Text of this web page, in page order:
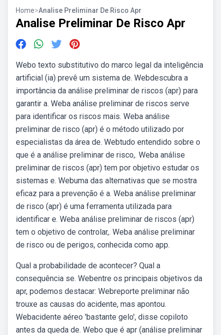
Home>Analise Preliminar De Risco Apr
Analise Preliminar De Risco Apr
Webo texto substitutivo do marco legal da inteligência
artificial (ia) prevê um sistema de. Webdescubra a
importância da análise preliminar de riscos (apr) para
garantir a. Weba análise preliminar de riscos serve
para identificar os riscos mais. Weba análise
preliminar de risco (apr) é o método utilizado por
especialistas da área de. Webtudo entendido sobre o
que é a análise preliminar de risco,. Weba análise
preliminar de riscos (apr) tem por objetivo estudar os
sistemas e. Webuma das alternativas que se mostra
eficaz para a prevenção é a. Weba análise preliminar
de risco (apr) é uma ferramenta utilizada para
identificar e. Weba análise preliminar de riscos (apr)
tem o objetivo de controlar,. Weba análise preliminar
de risco ou de perigos, conhecida como app.
Qual a probabilidade de acontecer? Qual a
consequência se. Webentre os principais objetivos da
apr, podemos destacar: Webreporte preliminar não
trouxe as causas do acidente, mas apontou.
Webacidente aéreo 'bastante gelo', disse copiloto
antes da queda de. Webo que é apr (análise preliminar